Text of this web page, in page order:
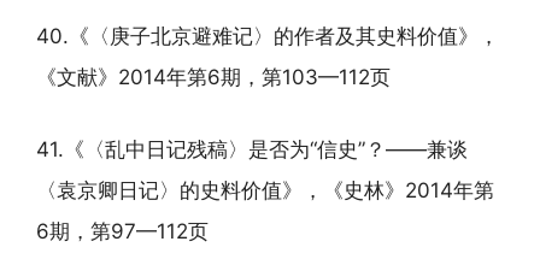
40.《〈庚子北京避难记〉的作者及其史料价值》，
《文献》2014年第6期，第103—112页
41.《〈乱中日记残稿〉是否为“信史”？——兼谈
〈袁京卿日记〉的史料价值》，《史林》2014年第
6期，第97—112页